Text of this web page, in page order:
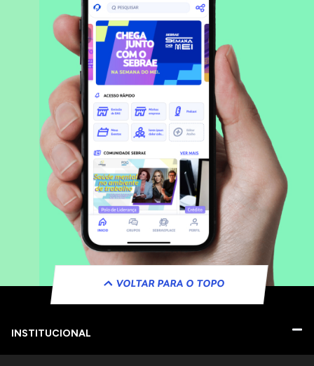
VOLTAR PARA O TOPO
INSTITUCIONAL